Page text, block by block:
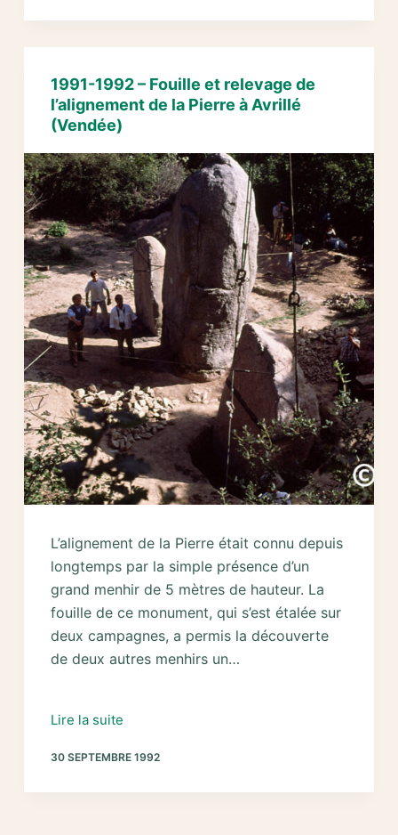
menhirs
des
à
Avrillé
(Vendée)
1991-1992 – Fouille et relevage de
l’alignement de la Pierre à Avrillé
(Vendée)
L’alignement de la Pierre était connu depuis
longtemps par la simple présence d’un
grand menhir de 5 mètres de hauteur. La
fouille de ce monument, qui s’est étalée sur
deux campagnes, a permis la découverte
de deux autres menhirs un…
Lire la suite1991-
–
30 SEPTEMBRE 1992